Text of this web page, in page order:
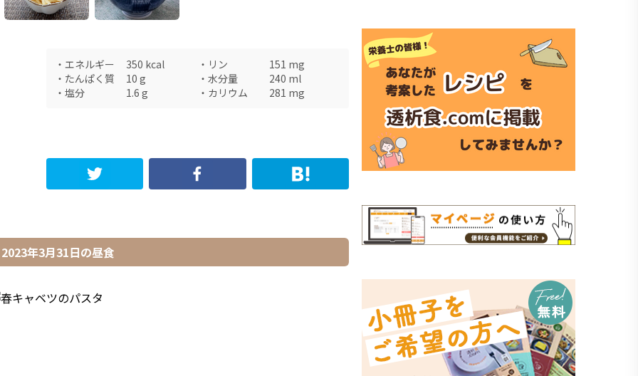
・ エネルギー 350 kcal ・ リン 151 mg
・ たんぱく質 10 g ・ 水分量 240 ml
・ 塩分 1.6 g ・ カリウム 281 mg
2023年3月31日の昼食